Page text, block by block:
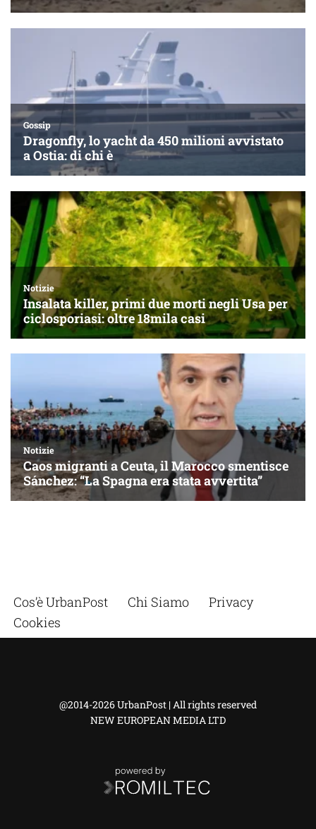
Cos’è UrbanPost Chi Siamo
Privacy
Cookies
@2014-2026 UrbanPost | All rights reserved
NEW EUROPEAN MEDIA LTD